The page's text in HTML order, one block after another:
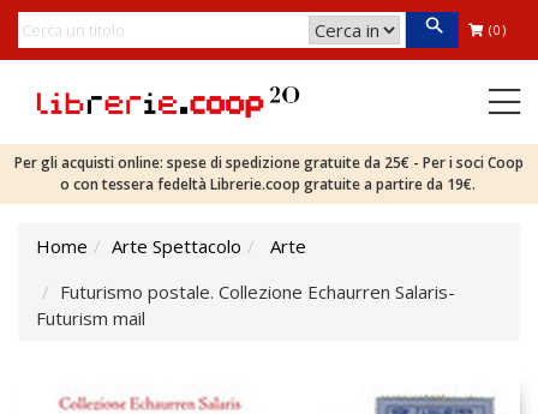
(0)
Per gli acquisti online: spese di spedizione gratuite da 25€ - Per i soci Coop
o con tessera fedeltà Librerie.coop gratuite a partire da 19€.
Home Arte Spettacolo
Arte
Futurismo postale. Collezione Echaurren Salaris-
Futurism mail